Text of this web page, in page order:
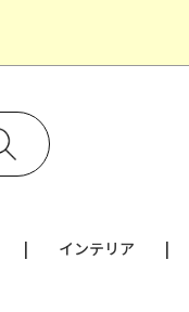
インテリア